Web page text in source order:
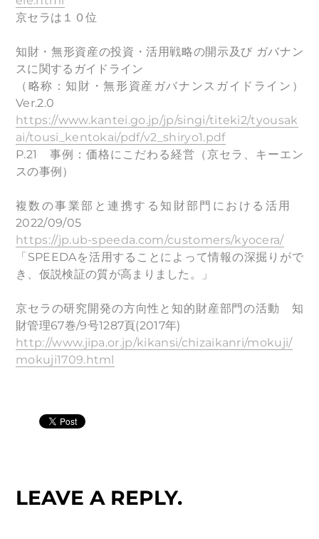
京セラは１０位
知財・無形資産の投資・活用戦略の開示及び ガバナン
スに関するガイドライン
（略称：知財・無形資産ガバナンスガイドライン）
Ver.2.0
https://www.kantei.go.jp/jp/singi/titeki2/tyousak
ai/tousi_kentokai/pdf/v2_shiryo1.pdf
P.21 事例：価格にこだわる経営（京セラ、キーエン
スの事例）
複数の事業部と連携する知財部門における活用
2022/09/05
https://jp.ub-speeda.com/customers/kyocera/
「SPEEDAを活用することによって情報の深掘りがで
き、仮説検証の質が高まりました。」
京セラの研究開発の方向性と知的財産部門の活動 知
財管理67巻/9号1287頁(2017年)
http://www.jipa.or.jp/kikansi/chizaikanri/mokuji/
mokuji1709.html
LEAVE A REPLY.